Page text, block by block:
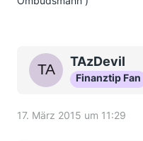
TAzDevil
Finanztip Fan
17. März 2015 um 11:29